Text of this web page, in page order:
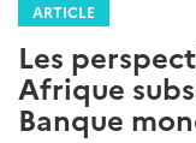
ARTICLE
Les
Afrique
Banque